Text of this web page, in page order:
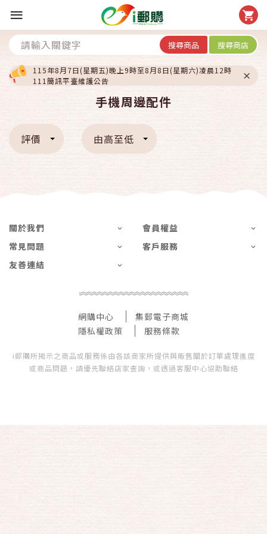
搜尋商品 搜尋商店
115年8月7日(星期五)晚上9時至8月8日(星期六)凌晨12時
111簡訊平臺維護公告
手機周邊配件
評價 由高至低
關於我們
會員權益
常見問題
客戶服務
友善連結
網購中心
集郵電子商城
隱私權政策
服務條款
i郵購所揭示之商品或服務係由各該商家所提供與販售關於訂單處理進度
或商品問題，請優先聯絡店家查詢，或透過客服中心協助聯絡